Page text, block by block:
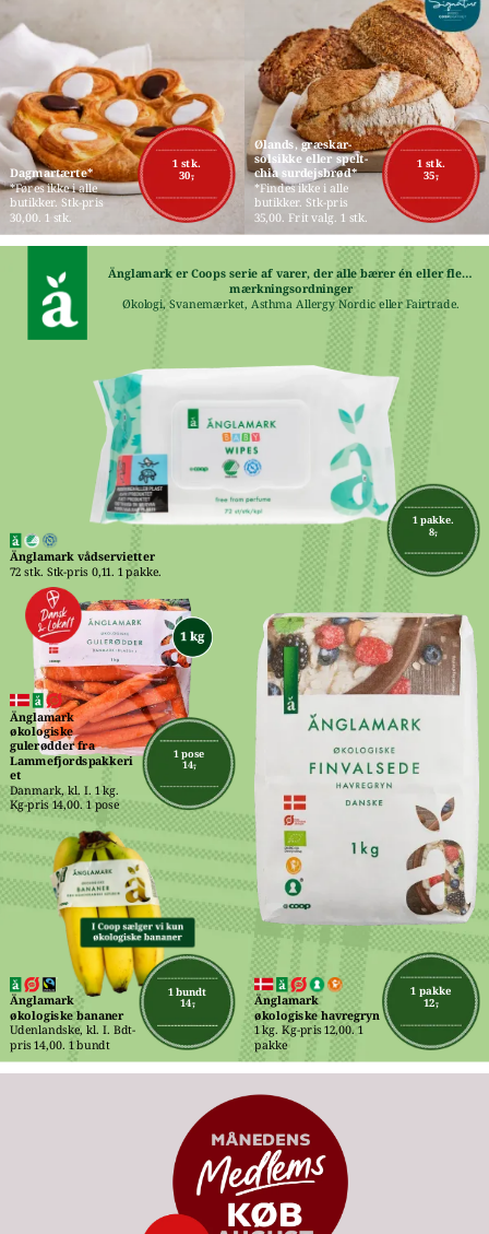
1 stk.
30,-
Dagmartærte*
*Føres ikke i alle
butikker. Stk-pris
30,00. 1 stk.
1 stk.
35,-
Ølands, græskar-
solsikke eller spelt-
chia surdejsbrød*
*Findes ikke i alle
butikker. Stk-pris
35,00. Frit valg. 1 stk.
1 pakke.
8,-
Änglamark vådservietter
72 stk. Stk-pris 0,11. 1 pakke.
1 pose
14,-
Änglamark
økologiske
gulerødder fra
Lammefjordspakkeri
et
Danmark, kl. I. 1 kg.
Kg-pris 14,00. 1 pose
1 bundt
14,-
Änglamark
økologiske bananer
Udenlandske, kl. I. Bdt-
pris 14,00. 1 bundt
1 pakke
12,-
Änglamark
økologiske havregryn
1 kg. Kg-pris 12,00. 1
pakke
Änglamark er Coops serie af varer, der alle bærer én eller flere
mærkningsordninger
Økologi, Svanemærket, Asthma Allergy Nordic eller Fairtrade.